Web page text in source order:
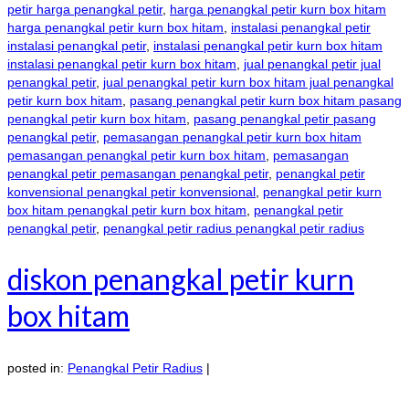
petir harga penangkal petir, harga penangkal petir kurn box hitam
harga penangkal petir kurn box hitam
instalasi penangkal petir
instalasi penangkal petir, instalasi penangkal petir kurn box hitam
instalasi penangkal petir kurn box hitam
jual penangkal petir jual
penangkal petir, jual penangkal petir kurn box hitam jual penangkal
petir kurn box hitam
pasang penangkal petir kurn box hitam pasang
penangkal petir kurn box hitam
pasang penangkal petir pasang
penangkal petir, pemasangan penangkal petir kurn box hitam
pemasangan penangkal petir kurn box hitam
pemasangan
penangkal petir pemasangan penangkal petir, penangkal petir
konvensional penangkal petir konvensional penangkal petir kurn
box hitam penangkal petir kurn box hitam
penangkal petir
penangkal petir, penangkal petir radius penangkal petir radius
diskon penangkal petir kurn
box hitam
posted in: Penangkal Petir Radius |